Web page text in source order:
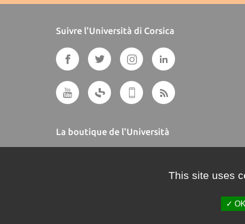
Suivre l'Università di Corsica
La boutique de l'Università
This site uses